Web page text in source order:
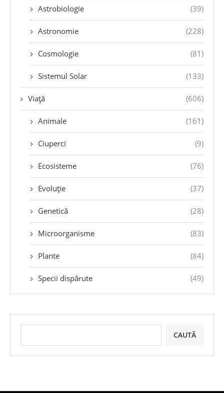
Astrobiologie (39)
Astronomie (228)
Cosmologie (81)
Sistemul Solar (133)
Viață (606)
Animale (161)
Ciuperci (9)
Ecosisteme (76)
Evoluție (37)
Genetică (28)
Microorganisme (83)
Plante (84)
Specii dispărute (49)
CAUTĂ